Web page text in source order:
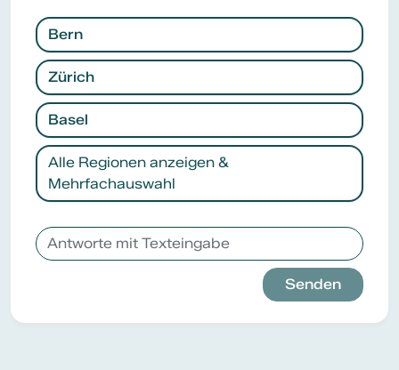
Bern
Zürich
Basel
Alle Regionen anzeigen &
Mehrfachauswahl
Senden